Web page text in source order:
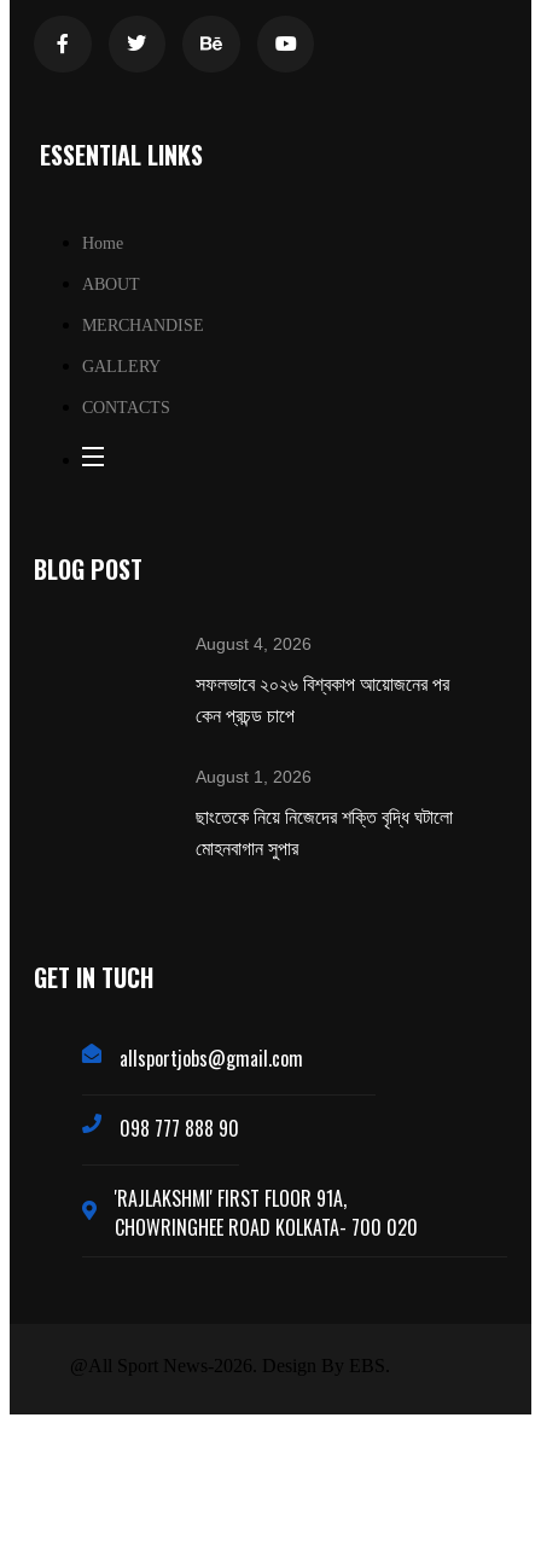
ESSENTIAL LINKS
Home
ABOUT
MERCHANDISE
GALLERY
CONTACTS
BLOG POST
August 4, 2026
সফলভাবে ২০২৬ বিশ্বকাপ আয়োজনের পর
কেন প্রচন্ড চাপে
August 1, 2026
ছাংতেকে নিয়ে নিজেদের শক্তি বৃদ্ধি ঘটালো
মোহনবাগান সুপার
GET IN TUCH
allsportjobs@gmail.com
098 777 888 90
'RAJLAKSHMI' FIRST FLOOR 91A,
CHOWRINGHEE ROAD KOLKATA- 700 020
@All Sport News-2026. Design By EBS.